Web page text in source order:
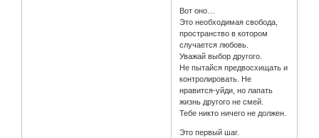
Вот оно…
Это необходимая свобода,
пространство в котором
случается любовь.
Уважай выбор другого.
Не пытайся предвосхищать и
контролировать. Не
нравится-уйди, но лапать
жизнь другого не смей.
Тебе никто ничего не должен.
Это первый шаг.